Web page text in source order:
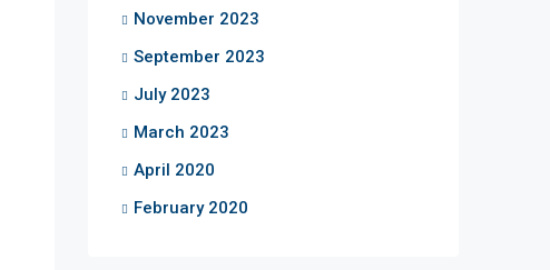
November 2023
September 2023
July 2023
March 2023
April 2020
February 2020